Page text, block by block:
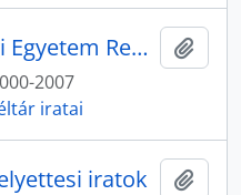
Nyugat-Magyarországi Egyetem Rektori Hivatala iktatott iratai
2007
iratai
iratok